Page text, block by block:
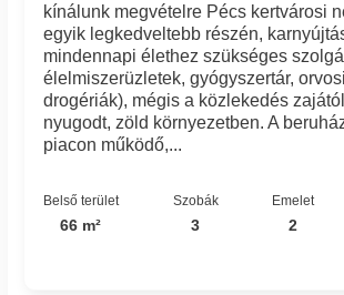
kínálunk megvételre Pécs kertvárosi
egyik legkedveltebb részén,
mindennapi élethez szükséges
élelmiszerüzletek, gyógyszertár,
drogériák), mégis a közlekedés
nyugodt, zöld környezetben. A
piacon működő,...
Belső terület
66 m²
Szobák
3
Emelet
2